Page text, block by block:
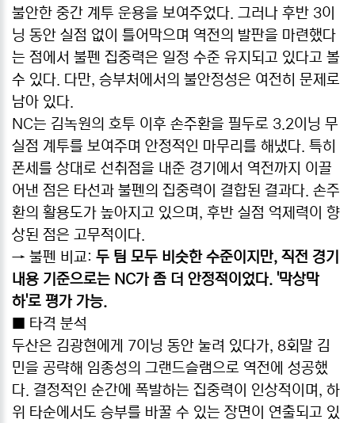
불안한 중간 계투 운용을 보여주었다. 그러나 후반 3이
닝 동안 실점 없이 틀어막으며 역전의 발판을 마련했다
는 점에서 불펜 집중력은 일정 수준 유지되고 있다고 볼
수 있다. 다만, 승부처에서의 불안정성은 여전히 문제로
남아 있다.
NC는 김녹원의 호투 이후 손주환을 필두로 3.2이닝 무
실점 계투를 보여주며 안정적인 마무리를 해냈다. 특히
폰세를 상대로 선취점을 내준 경기에서 역전까지 이끌
어낸 점은 타선과 불펜의 집중력이 결합된 결과다. 손주
환의 활용도가 높아지고 있으며, 후반 실점 억제력이 향
상된 점은 고무적이다.
→ 불펜 비교: 두 팀 모두 비슷한 수준이지만, 직전 경기
내용 기준으로는 NC가 좀 더 안정적이었다. '막상막
하'로 평가 가능.
■ 타격 분석
두산은 김광현에게 7이닝 동안 눌려 있다가, 8회말 김
민을 공략해 임종성의 그랜드슬램으로 역전에 성공했
다. 결정적인 순간에 폭발하는 집중력이 인상적이며, 하
위 타순에서도 승부를 바꿀 수 있는 장면이 연출되고 있